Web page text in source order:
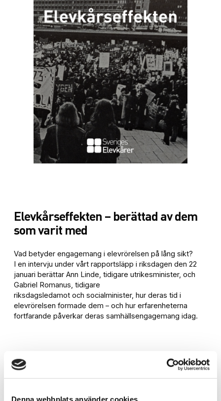
Denna webbplats använder cookies
Elevkårseffekten – berättad av dem
som varit med
Vad betyder engagemang i elevrörelsen på lång sikt?
I en intervju under vårt rapportsläpp i riksdagen den 22
januari berättar Ann Linde, tidigare utrikesminister, och
Gabriel Romanus, tidigare
riksdagsledamot och socialminister, hur deras tid i
elevrörelsen formade dem – och hur erfarenheterna
fortfarande påverkar deras samhällsengagemang idag.